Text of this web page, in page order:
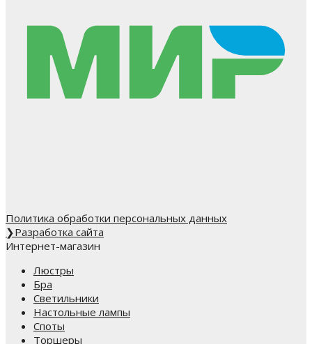
Политика обработки персональных данных
❯Разработка сайта
Интернет-магазин
Люстры
Бра
Светильники
Настольные лампы
Споты
Торшеры